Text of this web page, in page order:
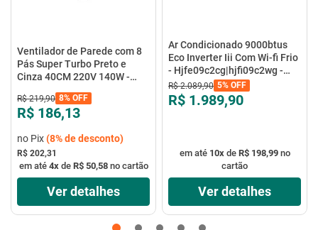
Ventilador de Parede com 8
Pás Super Turbo Preto e
Cinza 40CM 220V 140W -
R$ 219,90 8% OFF
R$ 186,13
no Pix(8%de desconto)
R$ 202,31
em até 4xde R$ 50,58no cartão
Ver detalhes
Ar Condicionado 9000btus
Eco Inverter Iii Com Wi-fi Frio
- Hjfe09c2cg|hjfi09c2wg -
Elgin
R$ 2.089,90 5% OFF
R$ 1.989,90
em até 10xde R$ 198,99no
cartão
Ver detalhes